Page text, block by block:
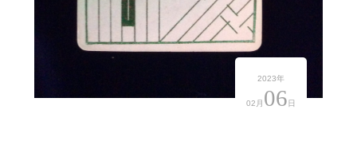
2023年
02月 06 日